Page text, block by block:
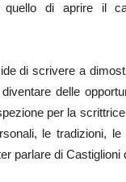
di aprire il
di scrivere a
delle
per la
le tradizioni,
parlare di Castiglioni